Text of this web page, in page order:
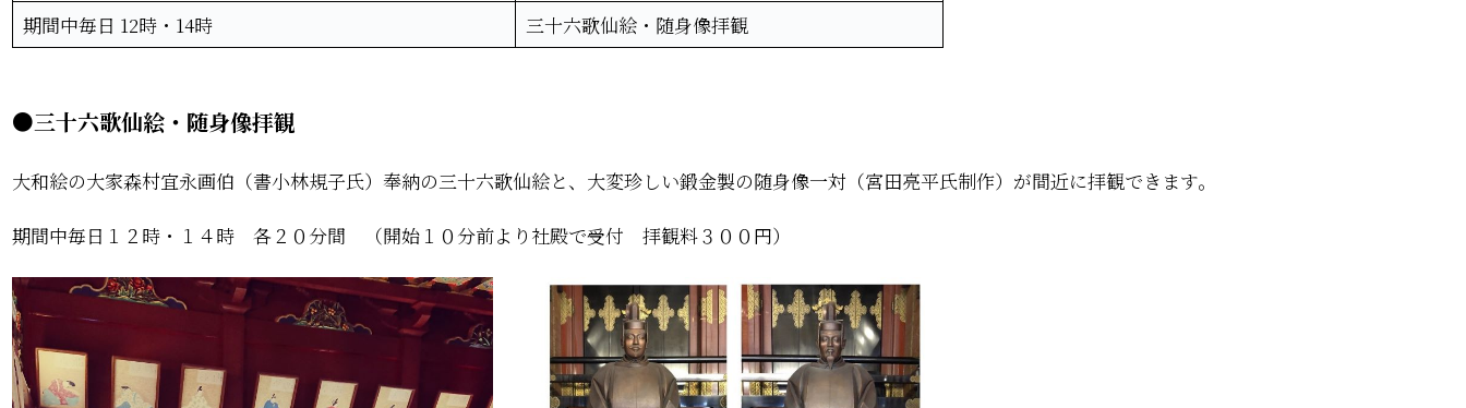
期間中毎日 12時・14時
三十六歌仙絵・随身像拝観
●三十六歌仙絵・随身像拝観
大和絵の大家森村宜永画伯（書小林規子氏）奉納の三十六歌仙絵と、大変珍しい鍛金製の随身像一対（宮田亮平氏制作）が間近に拝観できます。
期間中毎日１２時・１４時 各２０分間 （開始１０分前より社殿で受付 拝観料３００円）